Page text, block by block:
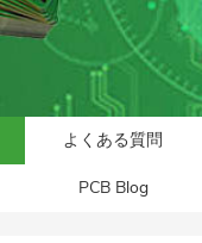
よくある質問
PCB Blog